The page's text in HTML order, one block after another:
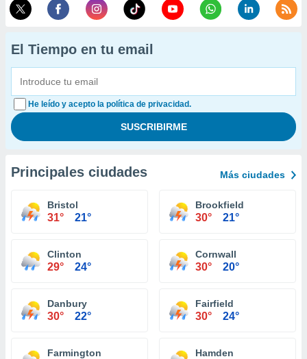
El Tiempo en tu email
He leído y acepto la política de privacidad.
Principales ciudades Más ciudades
Bristol
31° 21°
Brookfield
30° 21°
Clinton
29° 24°
Cornwall
30° 20°
Danbury
30° 22°
Fairfield
30° 24°
Farmington Hamden